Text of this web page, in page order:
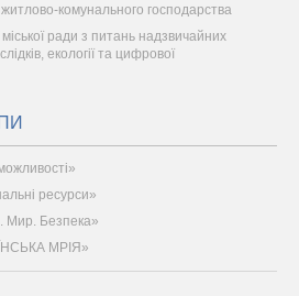
житлово-комунального господарства
міської ради з питань надзвичайних
екології та цифрової
ресурси»
Мир. Безпека»
МРІЯ»